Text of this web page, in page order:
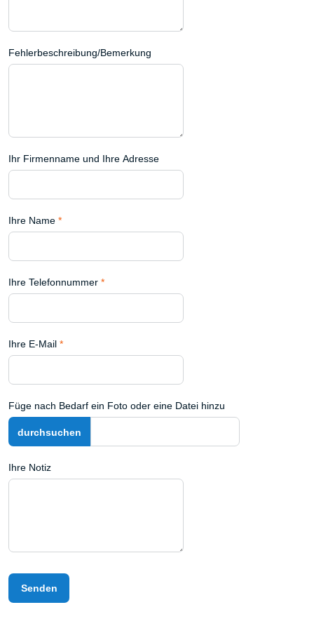
Fehlerbeschreibung/Bemerkung
Ihr Firmenname und Ihre Adresse
Ihre Name *
Ihre Telefonnummer *
Ihre E-Mail *
Füge nach Bedarf ein Foto oder eine Datei hinzu
Ihre Notiz
Senden